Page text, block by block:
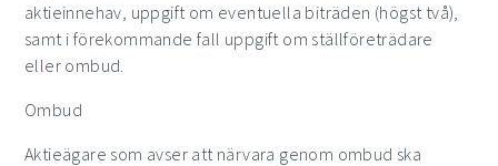
aktieinnehav, uppgift om eventuella biträden (högst två),
samt i förekommande fall uppgift om ställföreträdare
eller ombud.
Ombud
Aktieägare som avser att närvara genom ombud ska